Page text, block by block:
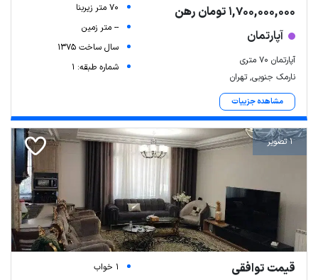
1,700,000,000 تومان رهن
آپارتمان
آپارتمان ۷۰ متری
نارمک جنوبی, تهران
مشاهده جزییات
70 متر زیربنا
-- متر زمین
سال ساخت 1375
شماره طبقه: 1
1 تصویر
قیمت توافقی
1 خواب